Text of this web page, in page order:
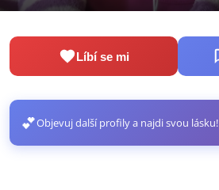
Líbí se mi
💕Objevuj další profily a najdi svou lásku!